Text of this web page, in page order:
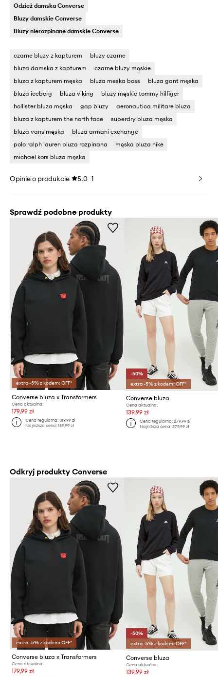
Odzież damska Converse
Bluzy damskie Converse
Bluzy nierozpinane damskie Converse
czarne bluzy z kapturem
bluzy czarne
bluza damska z kapturem
czarne bluzy męskie
bluza z kapturem męska
bluza meska boss
bluza gant męska
bluza iceberg
bluza viking
bluzy męskie tommy hilfiger
hollister bluza męska
gap bluzy
aeronautica militare bluza
bluza z kapturem the north face
superdry bluza męska
bluza vans męska
bluza armani exchange
polo ralph lauren bluza rozpinana
męska bluza nike
michael kors bluza męska
Opinie o produkcie 5.0 1
Sprawdź podobne produkty
extra -5% z kodem: OFF*
Converse bluza x Transformers
Cena aktualna:
179,99 zł
Cena regularna:319,99 zł
Najniższa cena:189,99 zł
-50%
extra -5% z kodem: OFF*
Converse bluza
Cena aktualna:
139,99 zł
Cena regularna: 279,99 zł
Najniższa cena: 279,99 zł
Odkryj produkty Converse
extra -5% z kodem: OFF*
Converse bluza x Transformers
Cena aktualna:
179,99 zł
-50%
extra -5% z kodem: OFF*
Converse bluza
Cena aktualna:
139,99 zł